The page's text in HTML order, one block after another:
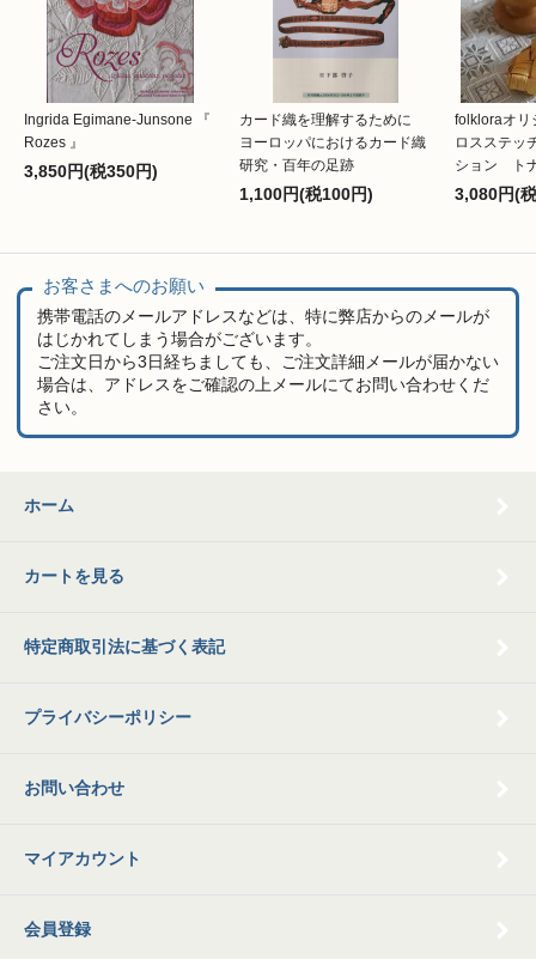
Ingrida Egimane-Junsone 『
Rozes 』
3,850円(税350円)
カード織を理解するために
ヨーロッパにおけるカード織
研究・百年の足跡
1,100円(税100円)
folkloraオ
ロスステッ
ション ト
3,080円(
お客さまへのお願い
携帯電話のメールアドレスなどは、特に弊店からのメールが
はじかれてしまう場合がございます。
ご注文日から3日経ちましても、ご注文詳細メールが届かない
場合は、アドレスをご確認の上メールにてお問い合わせくだ
さい。
ホーム
カートを見る
特定商取引法に基づく表記
プライバシーポリシー
お問い合わせ
マイアカウント
会員登録